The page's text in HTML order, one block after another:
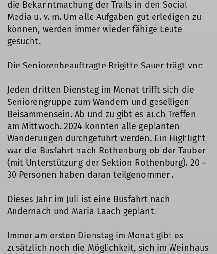
die Bekanntmachung der Trails in den Social
Media u. v. m. Um alle Aufgaben gut erledigen zu
können, werden immer wieder fähige Leute
gesucht.
Die Seniorenbeauftragte Brigitte Sauer trägt vor:
Jeden dritten Dienstag im Monat trifft sich die
Seniorengruppe zum Wandern und geselligen
Beisammensein. Ab und zu gibt es auch Treffen
am Mittwoch. 2024 konnten alle geplanten
Wanderungen durchgeführt werden. Ein Highlight
war die Busfahrt nach Rothenburg ob der Tauber
(mit Unterstützung der Sektion Rothenburg). 20 –
30 Personen haben daran teilgenommen.
Dieses Jahr im Juli ist eine Busfahrt nach
Andernach und Maria Laach geplant.
Immer am ersten Dienstag im Monat gibt es
zusätzlich noch die Möglichkeit, sich im Weinhaus